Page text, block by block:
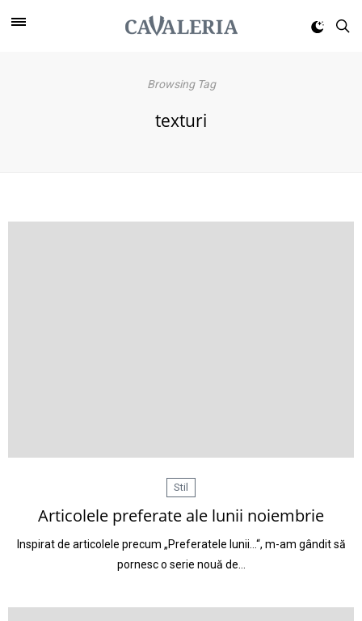
Browsing Tag
texturi
Stil
Articolele preferate ale lunii noiembrie
Inspirat de articolele precum „Preferatele lunii…“, m-am gândit să
pornesc o serie nouă de…